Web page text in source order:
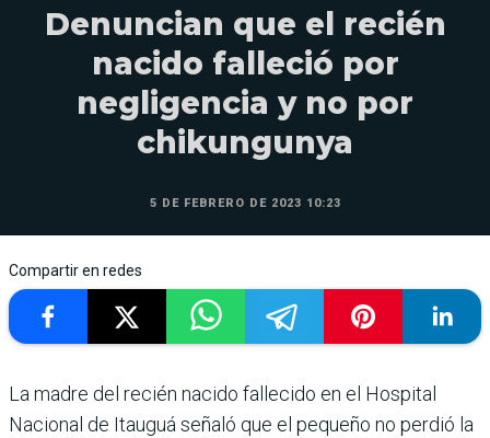
Denuncian que el recién
nacido falleció por
negligencia y no por
chikungunya
5 DE FEBRERO DE 2023 10:23
Compartir en redes
La madre del recién nacido fallecido en el Hospital
Nacional de Itauguá señaló que el pequeño no perdió la